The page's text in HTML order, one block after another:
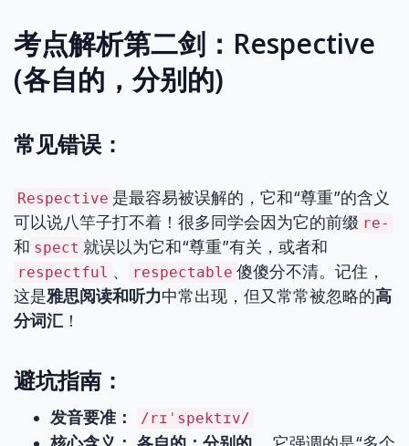
考点解析第二剑：Respective
(各自的，分别的)
常见错误：
Respective 是最容易被误解的，它和“尊重”的含义
可以说八竿子打不着！很多同学会因为它的前缀 re-
和 spect 就误以为它和“尊重”有关，或者和
respectful 、 respectable 傻傻分不清。记住，
这是雅思阅读和听力中常出现，但又常常被忽略的高
分词汇 ！
避坑指南：
发音要准： /rɪˈspektɪv/